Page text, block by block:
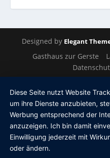
Designed by Elegant
Gasthaus zur Gerste
Diese Seite nutzt Website
um ihre Dienste anzubieten,
Werbung entsprechend der
anzuzeigen. Ich bin damit
Einwilligung jederzeit mit
oder ändern.